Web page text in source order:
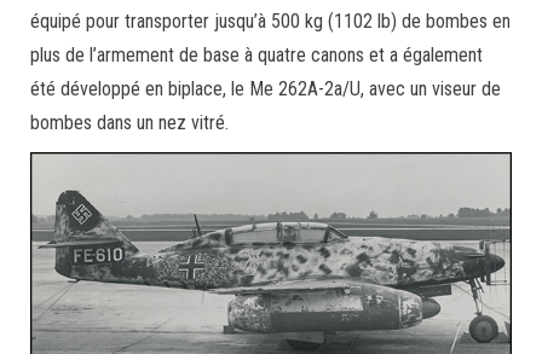
équipé pour transporter jusqu’à 500 kg (1102 lb) de bombes en
plus de l’armement de base à quatre canons et a également
été développé en biplace, le Me 262A-2a/U, avec un viseur de
bombes dans un nez vitré.